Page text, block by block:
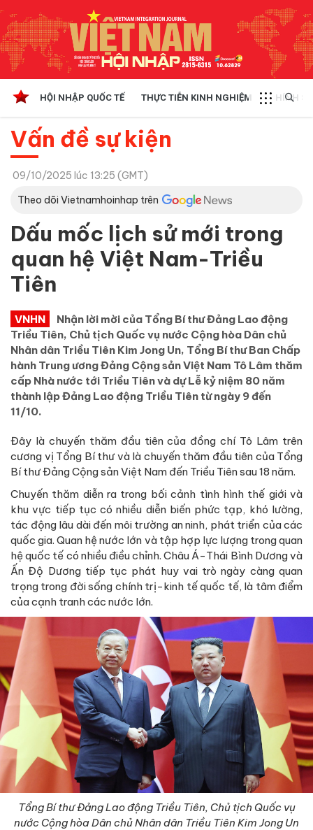
HỘI NHẬP QUỐC TẾ THỰC TIỄN KINH NGHIỆM CHÍNH
Vấn đề sự kiện
09/10/2025 lúc 13:25 (GMT)
Theo dõi Vietnamhoinhap trên
Dấu mốc lịch sử mới trong
quan hệ Việt Nam-Triều
Tiên
VNHN
Nhận lời mời của Tổng Bí thư Đảng Lao động
Triều Tiên, Chủ tịch Quốc vụ nước Cộng hòa Dân chủ
Nhân dân Triều Tiên Kim Jong Un, Tổng Bí thư Ban Chấp
hành Trung ương Đảng Cộng sản Việt Nam Tô Lâm thăm
cấp Nhà nước tới Triều Tiên và dự Lễ kỷ niệm 80 năm
thành lập Đảng Lao động Triều Tiên từ ngày 9 đến
11/10.
Đây là chuyến thăm đầu tiên của đồng chí Tô Lâm trên
cương vị Tổng Bí thư và là chuyến thăm đầu tiên của Tổng
Bí thư Đảng Cộng sản Việt Nam đến Triều Tiên sau 18 năm.
Chuyến thăm diễn ra trong bối cảnh tình hình thế giới và
khu vực tiếp tục có nhiều diễn biến phức tạp, khó lường,
tác động lâu dài đến môi trường an ninh, phát triển của các
quốc gia. Quan hệ nước lớn và tập hợp lực lượng trong quan
hệ quốc tế có nhiều điều chỉnh. Châu Á-Thái Bình Dương và
Ấn Độ Dương tiếp tục phát huy vai trò ngày càng quan
trọng trong đời sống chính trị-kinh tế quốc tế, là tâm điểm
của cạnh tranh các nước lớn.
Tổng Bí thư Đảng Lao động Triều Tiên, Chủ tịch Quốc vụ
nước Cộng hòa Dân chủ Nhân dân Triều Tiên Kim Jong Un